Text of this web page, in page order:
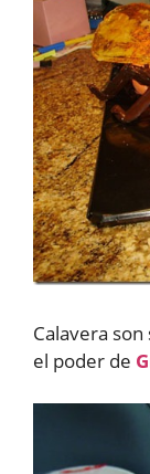
Calavera
el poder de